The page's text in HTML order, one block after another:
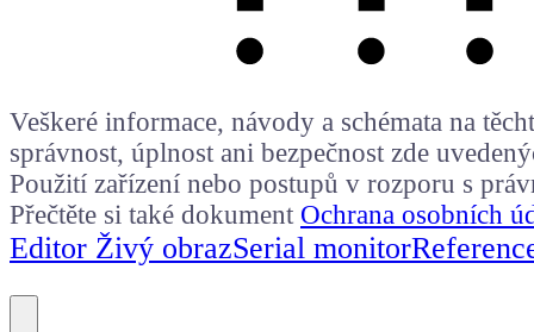
Veškeré informace, návody a schémata na
správnost, úplnost ani bezpečnost zde
Použití zařízení nebo postupů v rozporu s
Přečtěte si také dokument Ochrana osobních
Editor Živý obrazSerial monitor